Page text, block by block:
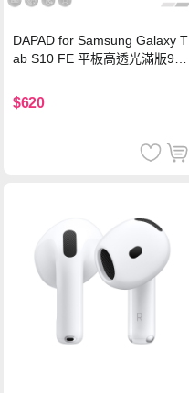
DAPAD for Samsung Galaxy T
ab S10 FE 平板高透光滿版9H
$620